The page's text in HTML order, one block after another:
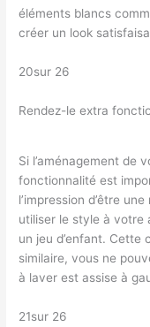
éléments blancs
créer un look
20sur 26
Rendez-le extra
Si l’aménagement de
fonctionnalité est
l’impression d’être
utiliser le style à votre
un jeu d’enfant. Cette
similaire, vous ne
à laver est assise à
21sur 26